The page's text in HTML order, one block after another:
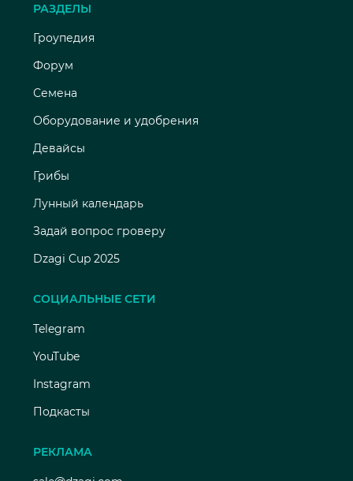
РАЗДЕЛЫ
Гроупедия
Форум
Семена
Оборудование и удобрения
Девайсы
Грибы
Лунный календарь
Задай вопрос гроверу
Dzagi Cup 2025
СОЦИАЛЬНЫЕ СЕТИ
Telegram
YouTube
Instagram
Подкасты
РЕКЛАМА